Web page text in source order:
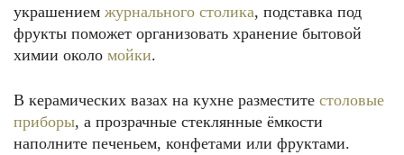
украшением журнального столика, подставка под
фрукты поможет организовать хранение бытовой
химии около мойки.
В керамических вазах на кухне разместите столовые
приборы, а прозрачные стеклянные ёмкости
наполните печеньем, конфетами или фруктами.